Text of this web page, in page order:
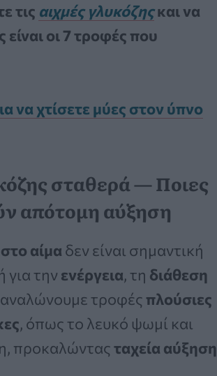
τις αιχμές γλυκόζηςκαι να
οι 7 τροφές που
να χτίσετε μύες στον ύπνο
σταθερά — Ποιες
απότομη αύξηση
στο αίμα δεν είναι σημαντική
για την ενέργεια, τη διάθεση
τροφές πλούσιες
, όπως το λευκό ψωμί και
προκαλώνταςταχεία αύξηση